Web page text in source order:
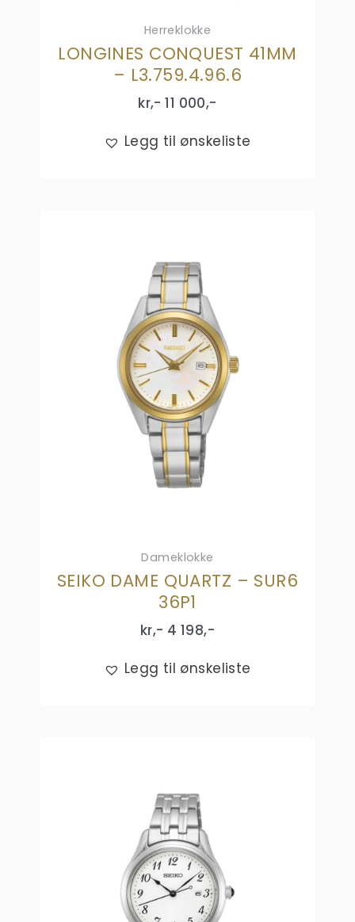
Herreklokke
LONGINES CONQUEST 41MM
– L3.759.4.96.6
kr,- 11 000,-
Legg til ønskeliste
Dameklokke
SEIKO DAME QUARTZ – SUR6
36P1
kr,- 4 198,-
Legg til ønskeliste